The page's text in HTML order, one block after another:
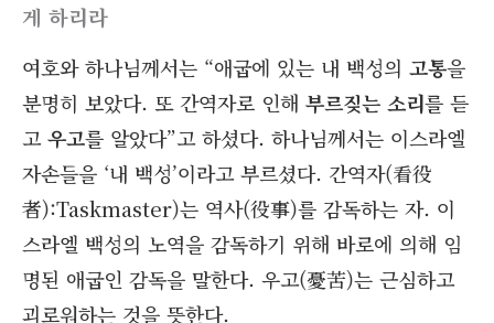
게 하리라
여호와 하나님께서는 “애굽에 있는 내 백성의 고통을
분명히 보았다. 또 간역자로 인해 부르짖는 소리를 듣
고우고를 알았다”고 하셨다. 하나님께서는 이스라엘
자손들을 ‘내 백성’이라고 부르셨다. 간역자(看役
者):Taskmaster)는 역사(役事)를 감독하는 자. 이
스라엘 백성의 노역을 감독하기 위해 바로에 의해 임
명된 애굽인 감독을 말한다. 우고(憂苦)는 근심하고
괴로워하는 것을 뜻한다.